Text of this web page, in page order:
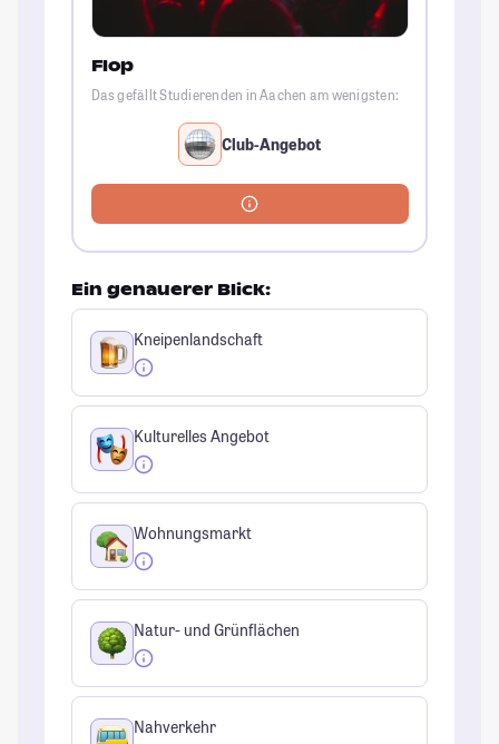
Flop
Das gefällt Studierenden in Aachen am wenigsten:
Club-Angebot
Ein genauerer Blick:
Kneipenlandschaft
Kulturelles Angebot
Wohnungsmarkt
Natur- und Grünflächen
Nahverkehr